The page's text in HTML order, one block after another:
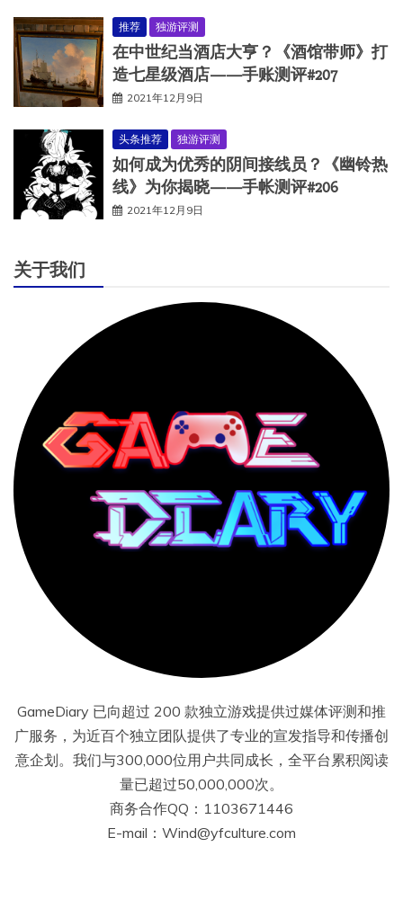
推荐 独游评测
在中世纪当酒店大亨？《酒馆带师》打
造七星级酒店——手账测评#207
2021年12月9日
头条推荐 独游评测
如何成为优秀的阴间接线员？《幽铃热
线》为你揭晓——手帐测评#206
2021年12月9日
关于我们
GameDiary 已向超过 200 款独立游戏提供过媒体评测和推
广服务，为近百个独立团队提供了专业的宣发指导和传播创
意企划。我们与300,000位用户共同成长，全平台累积阅读
量已超过50,000,000次。
商务合作QQ：1103671446
E-mail：Wind@yfculture.com